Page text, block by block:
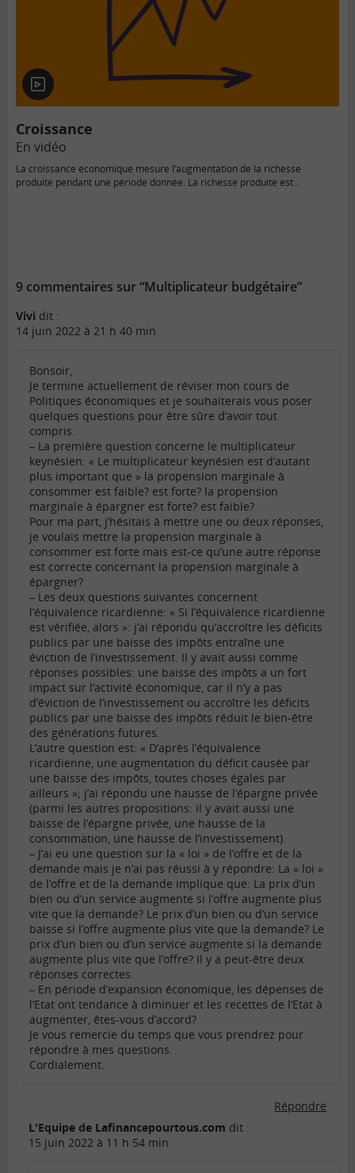
En
vidéo
Croissance
En vidéo
La croissance économique mesure l’augmentation de la richesse
produite pendant une période donnée. La richesse produite est
9 commentaires sur “Multiplicateur budgétaire”
Vivi dit :
14 juin 2022 à 21 h 40 min
Bonsoir,
Je termine actuellement de réviser mon cours de
Politiques économiques et je souhaiterais vous poser
quelques questions pour être sûre d’avoir tout
compris.
– La première question concerne le multiplicateur
keynésien: « Le multiplicateur keynésien est d’autant
plus important que » la propension marginale à
consommer est faible? est forte? la propension
marginale à épargner est forte? est faible?
Pour ma part, j’hésitais à mettre une ou deux réponses,
je voulais mettre la propension marginale à
consommer est forte mais est-ce qu’une autre réponse
est correcte concernant la propension marginale à
épargner?
– Les deux questions suivantes concernent
l’équivalence ricardienne: « Si l’équivalence ricardienne
est vérifiée, alors »: j’ai répondu qu’accroître les déficits
publics par une baisse des impôts entraîne une
éviction de l’investissement. Il y avait aussi comme
réponses possibles: une baisse des impôts a un fort
impact sur l’activité économique, car il n’y a pas
d’éviction de l’investissement ou accroître les déficits
publics par une baisse des impôts réduit le bien-être
des générations futures.
L’autre question est: « D’après l’équivalence
ricardienne, une augmentation du déficit causée par
une baisse des impôts, toutes choses égales par
ailleurs »; j’ai répondu une hausse de l’épargne privée
(parmi les autres propositions: il y avait aussi une
baisse de l’épargne privée, une hausse de la
consommation, une hausse de l’investissement).
– J’ai eu une question sur la « loi » de l’offre et de la
demande mais je n’ai pas réussi à y répondre: La « loi »
de l’offre et de la demande implique que: La prix d’un
bien ou d’un service augmente si l’offre augmente plus
vite que la demande? Le prix d’un bien ou d’un service
baisse si l’offre augmente plus vite que la demande? Le
prix d’un bien ou d’un service augmente si la demande
augmente plus vite que l’offre? Il y a peut-être deux
réponses correctes.
– En période d’expansion économique, les dépenses de
l’Etat ont tendance à diminuer et les recettes de l’Etat à
augmenter, êtes-vous d’accord?
Je vous remercie du temps que vous prendrez pour
répondre à mes questions.
Cordialement.
Répondre
L'Equipe de Lafinancepourtous.com dit :
15 juin 2022 à 11 h 54 min